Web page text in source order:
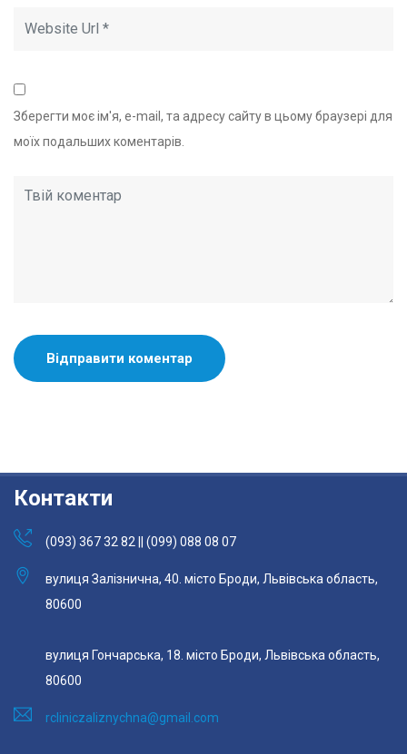
Зберегти моє ім'я, e-mail, та адресу сайту в цьому браузері для
моїх подальших коментарів.
Контакти
(093) 367 32 82 || (099) 088 08 07
вулиця Залізнична, 40. місто Броди, Львівська область,
80600
вулиця Гончарська, 18. місто Броди, Львівська область,
80600
rcliniczaliznychna@gmail.com